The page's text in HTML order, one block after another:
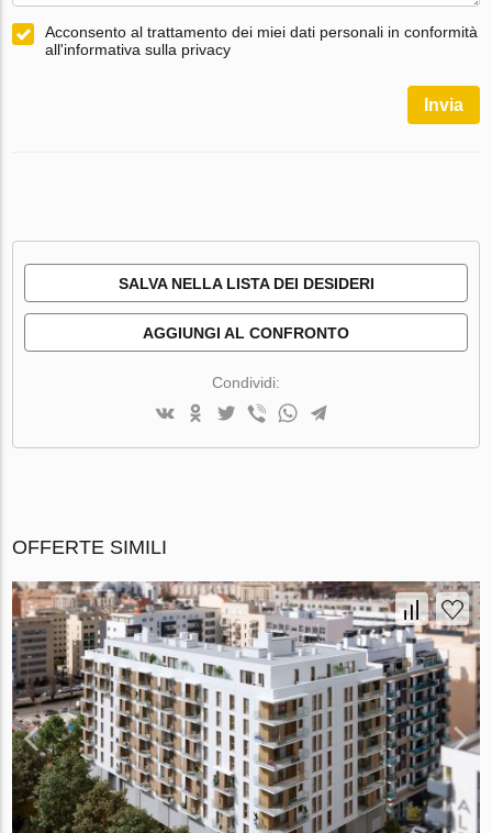
Acconsento al trattamento dei miei dati personali in conformità
all'informativa sulla privacy
Invia
SALVA NELLA LISTA DEI DESIDERI
AGGIUNGI AL CONFRONTO
Condividi:
OFFERTE SIMILI